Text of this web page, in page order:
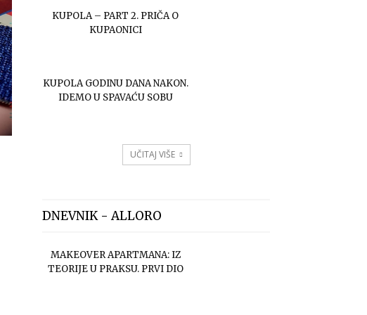
KUPOLA – PART 2. PRIČA O
KUPAONICI
KUPOLA GODINU DANA NAKON.
IDEMO U SPAVAĆU SOBU
UČITAJ VIŠE
DNEVNIK - ALLORO
MAKEOVER APARTMANA: IZ
TEORIJE U PRAKSU. PRVI DIO